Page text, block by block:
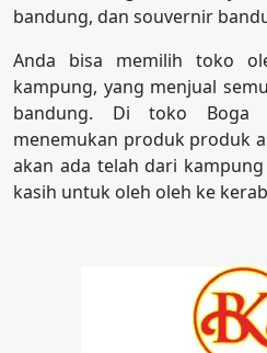
bandung, dan souvernir
Anda bisa memilih toko
kampung, yang menjual
bandung. Di toko Boga
menemukan produk produk
akan ada telah dari
kasih untuk oleh oleh ke